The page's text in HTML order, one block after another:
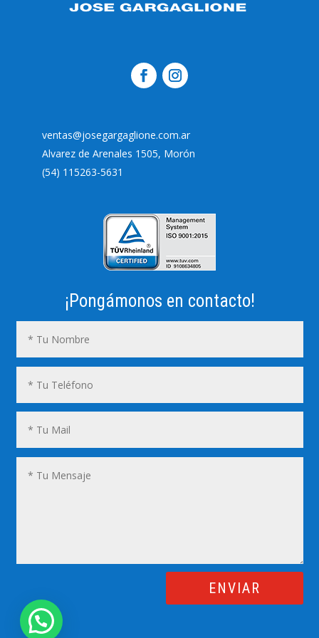
ventas@josegargaglione.com.ar
Alvarez de Arenales 1505, Morón
(54) 115263-5631
¡Pongámonos en contacto!
ENVIAR